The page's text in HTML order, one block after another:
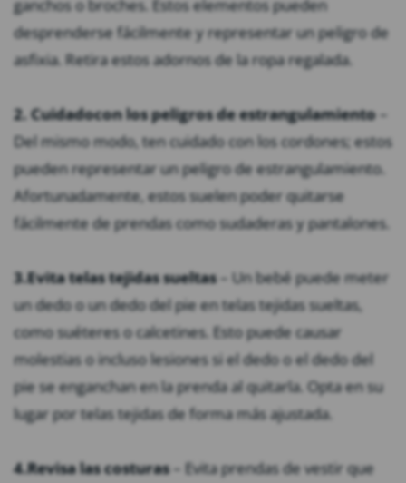
ganchos o broches. Estos elementos pueden
desprenderse fácilmente y representar un peligro de
asfixia. Retira estos adornos de la ropa regalada.
2. Cuidadocon los peligros de estrangulamiento–
Del mismo modo, ten cuidado con los cordones; estos
pueden representar un peligro de estrangulamiento.
Afortunadamente, estos suelen poder quitarse
fácilmente de prendas como sudaderas y pantalones.
3.Evita telas tejidas sueltas– Un bebé puede meter
un dedo o un dedo del pie en telas tejidas sueltas,
como suéteres o calcetines. Esto puede causar
molestias o incluso lesiones si el dedo o el dedo del
pie se enganchan en la prenda al quitarla. Opta en su
lugar por telas tejidas de forma más ajustada.
4.Revisa las costuras– Evita prendas de vestir que